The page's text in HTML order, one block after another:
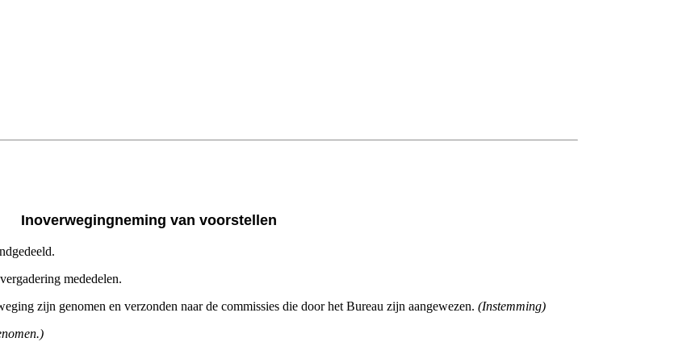
Inoverwegingneming van voorstellen
mededelen.
zijn genomen en verzonden naar de commissies die door het Bureau zijn aangewezen. (Instemming)